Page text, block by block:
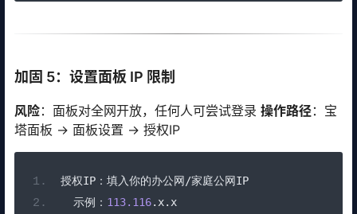
加固 5：设置面板 IP 限制
风险：面板对全网开放，任何人可尝试登录 操作路径：宝
塔面板 → 面板设置 → 授权IP
授权IP：填入你的办公网/家庭公网IP
示例： 113.116. x. x